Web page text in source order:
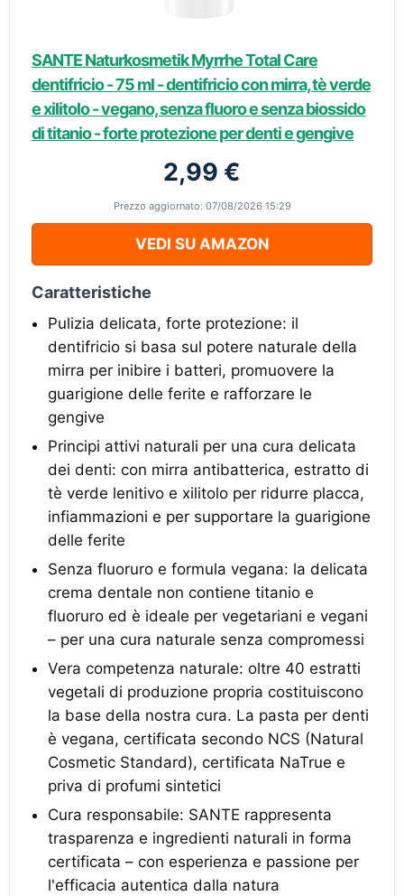
SANTE Naturkosmetik Myrrhe Total Care
dentifricio - 75 ml - dentifricio con mirra, tè verde
e xilitolo - vegano, senza fluoro e senza biossido
di titanio - forte protezione per denti e gengive
2,99 €
Prezzo aggiornato: 07/08/2026 15:29
VEDI SU AMAZON
Caratteristiche
Pulizia delicata, forte protezione: il
dentifricio si basa sul potere naturale della
mirra per inibire i batteri, promuovere la
guarigione delle ferite e rafforzare le
gengive
Principi attivi naturali per una cura delicata
dei denti: con mirra antibatterica, estratto di
tè verde lenitivo e xilitolo per ridurre placca,
infiammazioni e per supportare la guarigione
delle ferite
Senza fluoruro e formula vegana: la delicata
crema dentale non contiene titanio e
fluoruro ed è ideale per vegetariani e vegani
– per una cura naturale senza compromessi
Vera competenza naturale: oltre 40 estratti
vegetali di produzione propria costituiscono
la base della nostra cura. La pasta per denti
è vegana, certificata secondo NCS (Natural
Cosmetic Standard), certificata NaTrue e
priva di profumi sintetici
Cura responsabile: SANTE rappresenta
trasparenza e ingredienti naturali in forma
certificata – con esperienza e passione per
l'efficacia autentica dalla natura